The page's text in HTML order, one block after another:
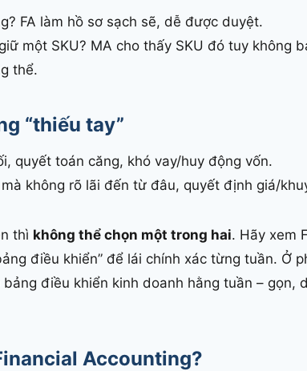
FA làm hồ sơ sạch sẽ, dễ được duyệt.
một SKU? MA cho thấy SKU đó tuy không
thể.
“thiếu tay”
quyết toán căng, khó vay/huy động vốn.
không rõ lãi đến từ đâu, quyết định giá/
thì không thể chọn một trong hai. Hãy xem
điều khiển” để lái chính xác từng tuần. Ở
bảng điều khiển kinh doanh hằng tuần – gọn,
Accounting?